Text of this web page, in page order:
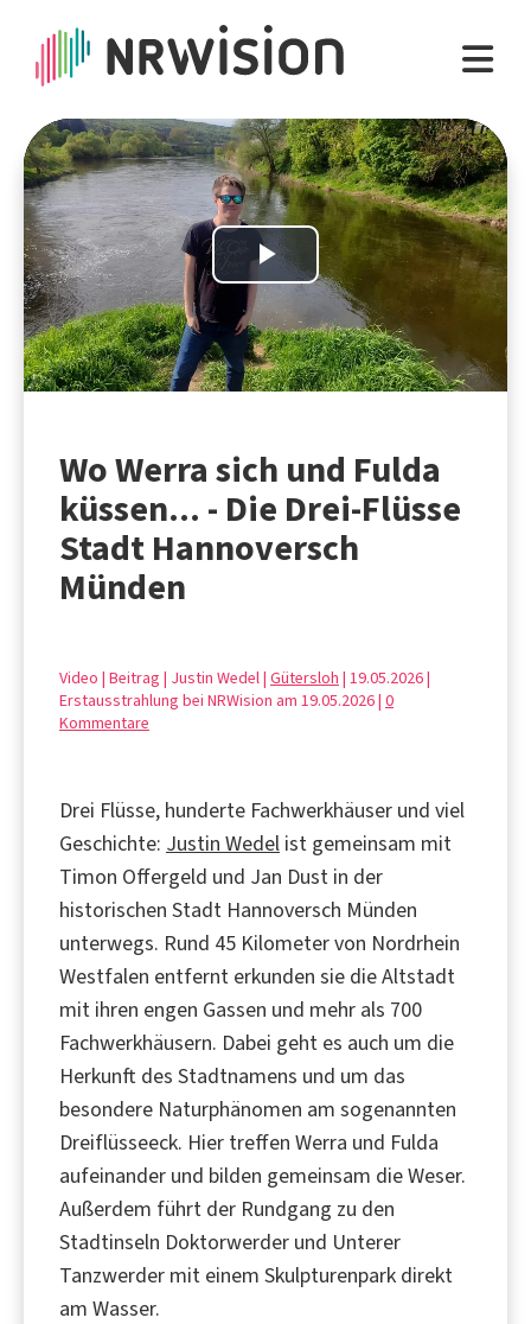
Play
Video
Wo Werra sich und Fulda
küssen... - Die Drei-Flüsse
Stadt Hannoversch
Münden
Video | Beitrag | Justin Wedel | Gütersloh | 19.05.2026 |
Erstausstrahlung bei NRWision am 19.05.2026 | 0
Kommentare
Drei Flüsse, hunderte Fachwerkhäuser und viel
Geschichte: Justin Wedel ist gemeinsam mit
Timon Offergeld und Jan Dust in der
historischen Stadt Hannoversch Münden
unterwegs. Rund 45 Kilometer von Nordrhein
Westfalen entfernt erkunden sie die Altstadt
mit ihren engen Gassen und mehr als 700
Fachwerkhäusern. Dabei geht es auch um die
Herkunft des Stadtnamens und um das
besondere Naturphänomen am sogenannten
Dreiflüsseeck. Hier treffen Werra und Fulda
aufeinander und bilden gemeinsam die Weser.
Außerdem führt der Rundgang zu den
Stadtinseln Doktorwerder und Unterer
Tanzwerder mit einem Skulpturenpark direkt
am Wasser.